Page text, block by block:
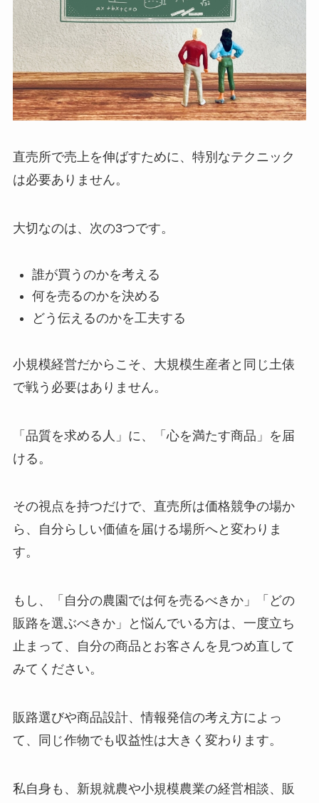
直売所で売上を伸ばすために、特別なテクニック
は必要ありません。
大切なのは、次の3つです。
誰が買うのかを考える
何を売るのかを決める
どう伝えるのかを工夫する
小規模経営だからこそ、大規模生産者と同じ土俵
で戦う必要はありません。
「品質を求める人」に、「心を満たす商品」を届
ける。
その視点を持つだけで、直売所は価格競争の場か
ら、自分らしい価値を届ける場所へと変わりま
す。
もし、「自分の農園では何を売るべきか」「どの
販路を選ぶべきか」と悩んでいる方は、一度立ち
止まって、自分の商品とお客さんを見つめ直して
みてください。
販路選びや商品設計、情報発信の考え方によっ
て、同じ作物でも収益性は大きく変わります。
私自身も、新規就農や小規模農業の経営相談、販